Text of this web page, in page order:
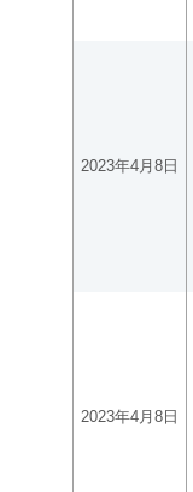
2023年4月8日
2023年4月8日